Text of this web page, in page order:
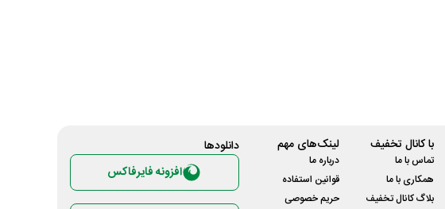
با کانال تخفیف
تماس با ما
همکاری با ما
بلاگ کانال تخفیف
لینک‌های مهم
درباره ما
قوانین استفاده
حریم خصوصی
دانلود‌ها
افزونه فایرفاکس